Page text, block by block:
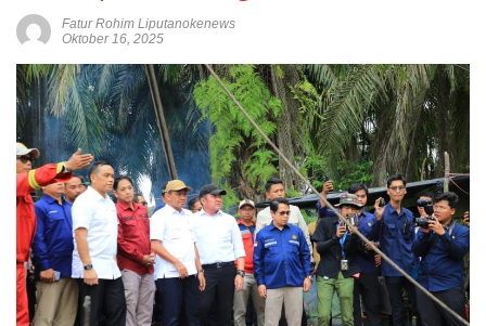
Fatur Rohim Liputanokenews
Oktober 16, 2025